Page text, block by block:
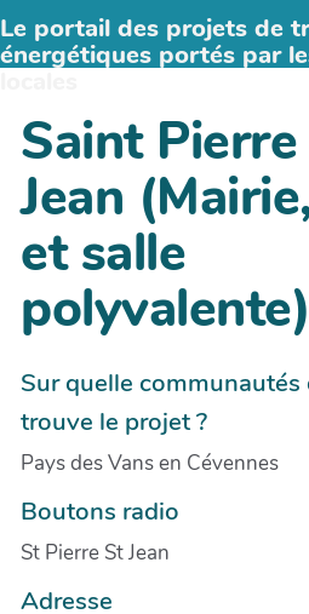
Le portail des projets de
énergétiques portés par
Saint
Jean
et salle
polyvalente)
Sur quelle communautés
trouve le projet ?
Pays des Vans en Cévennes
Boutons radio
St Pierre St Jean
Adresse